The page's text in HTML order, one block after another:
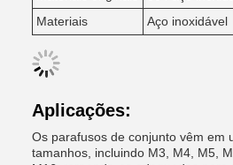
Materiais
Aço inoxidável
Aplicações:
Os parafusos de conjunto vêm em
tamanhos, incluindo M3, M4, M5,